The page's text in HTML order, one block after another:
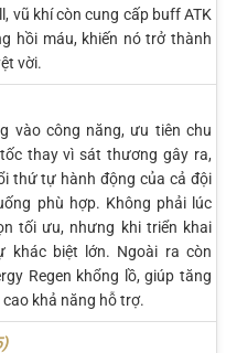
vũ khí còn cung cấp buff ATK
hồi máu, khiến nó trở thành
vời.
vào công năng, ưu tiên chu
thay vì sát thương gây ra,
thứ tự hành động của cả đội
phù hợp. Không phải lúc
tối ưu, nhưng khi triển khai
khác biệt lớn. Ngoài ra còn
Regen khổng lồ, giúp tăng
khả năng hỗ trợ.